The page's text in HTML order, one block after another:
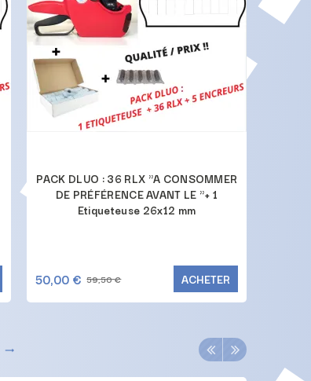
PACK DLUO : 36 RLX "A CONSOMMER
DE PRÉFÉRENCE AVANT LE "+ 1
Etiqueteuse 26x12 mm
50,00 € 59,50 € ACHETER
trending_flat